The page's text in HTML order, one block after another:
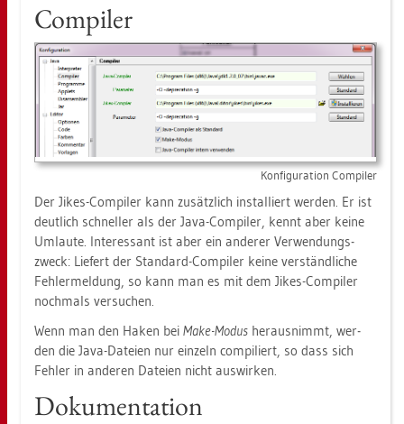
Com­pi­ler
Kon­fi­gu­ra­ti­on Com­pi­ler
Der Jikes-Com­pi­ler kann zu­sätz­lich in­stal­liert wer­den. Er ist
deut­lich schnel­ler als der Java-Com­pi­ler, kennt aber keine
Um­lau­te. In­ter­es­sant ist aber ein an­de­rer Ver­wen­dungs­
zweck: Lie­fert der Stan­dard-Com­pi­ler keine ver­ständ­li­che
Feh­ler­mel­dung, so kann man es mit dem Jikes-Com­pi­ler
noch­mals ver­su­chen.
Wenn man den Haken bei Make-Modus her­aus­nimmt, wer­
den die Java-Da­tei­en nur ein­zeln com­pi­liert, so dass sich
Feh­ler in an­de­ren Da­tei­en nicht aus­wir­ken.
Do­ku­men­ta­ti­on